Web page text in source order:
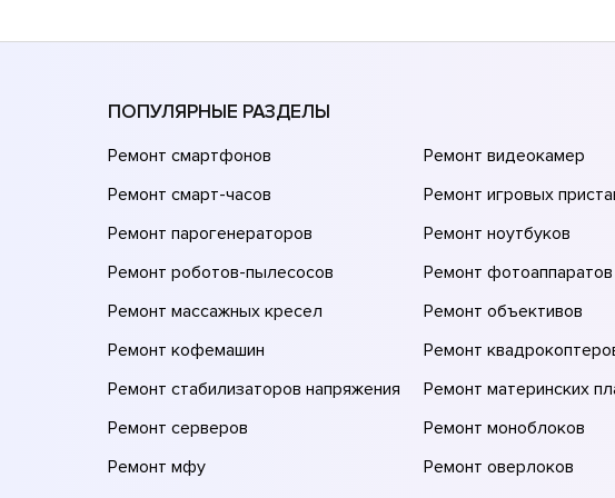
ПОПУЛЯРНЫЕ РАЗДЕЛЫ
Ремонт смартфонов
Ремонт смарт-часов
Ремонт парогенераторов
Ремонт роботов-пылесосов
Ремонт массажных кресел
Ремонт кофемашин
Ремонт стабилизаторов напряжения
Ремонт серверов
Ремонт мфу
Ремонт видеокамер
Ремонт игровых
Ремонт ноутбуков
Ремонт фотоаппаратов
Ремонт объективов
Ремонт
Ремонт материнских
Ремонт моноблоков
Ремонт оверлоков